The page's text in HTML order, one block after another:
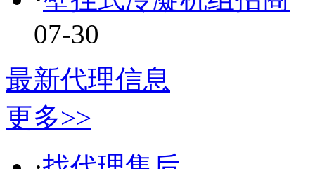
07-30
最新代理信息
更多>>